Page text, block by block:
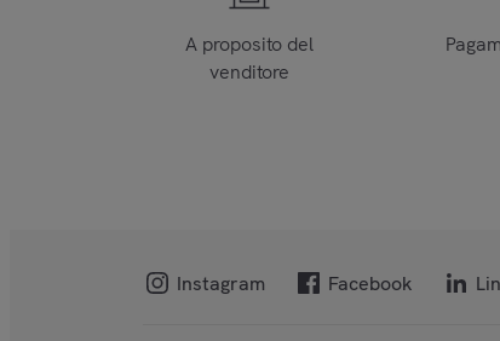
A proposito del
venditore
Instagram Facebook